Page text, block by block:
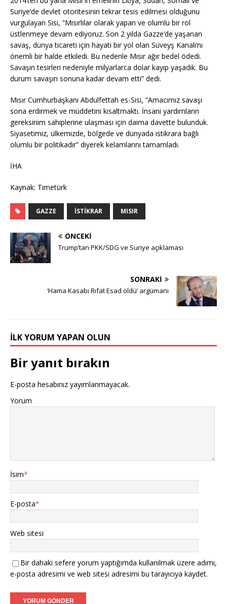
Suriye’de devlet otoritesinin tekrar tesis edilmesi olduğunu
vurgulayan Sisi, “Mısırlılar olarak yapan ve olumlu bir rol
üstlenmeye devam ediyoruz. Son 2 yılda Gazze’de yaşanan
savaş, dünya ticareti için hayati bir yol olan Süveyş Kanalı’nı
önemli bir halde etkiledi. Bu nedenle Mısır ağır bedel ödedi.
Savaşın tesirleri nedeniyle milyarlarca dolar kayıp yaşadık. Bu
durum savaşın sonuna kadar devam etti” dedi.
Mısır Cumhurbaşkanı Abdulfettah es-Sisi, “Amacımız savaşı
sona erdirmek ve müddetini kısaltmaktı. İnsani yardımların
gereksinim sahiplerine ulaşması için daima davette bulunduk.
Siyasetimiz, ülkemizde, bölgede ve dünyada istikrara bağlı
olumlu bir politikadır” diyerek kelamlarını tamamladı.
İHA
Kaynak: Timetürk
GAZZE İSTIKRAR MISIR
ÖNCEKI
Trump’tan PKK/SDG ve Suriye açıklaması
SONRAKI
‘Hama Kasabı Rıfat Esad öldü’ argümanı
İLK YORUM YAPAN OLUN
Bir yanıt bırakın
E-posta hesabınız yayımlanmayacak.
Yorum
İsim*
E-posta*
Web sitesi
Bir dahaki sefere yorum yaptığımda kullanılmak üzere adımı,
e-posta adresimi ve web sitesi adresimi bu tarayıcıya kaydet.